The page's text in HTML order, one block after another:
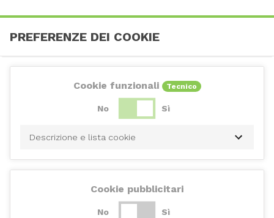
PREFERENZE DEI COOKIE
Cookie funzionali Tecnico
No Sì
Descrizione e lista cookie
Cookie pubblicitari
No Sì